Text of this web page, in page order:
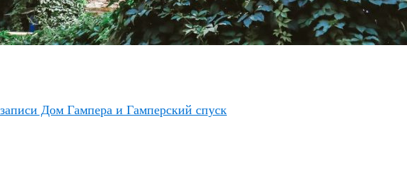
Дом Гампера и Гамперский спуск